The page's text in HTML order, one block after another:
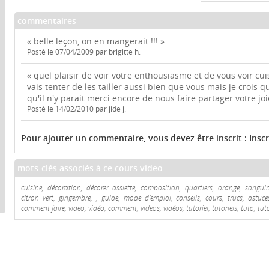
commentaires
« belle leçon, on en mangerait !!! »
Posté le 07/04/2009 par brigitte h.
« quel plaisir de voir votre enthousiasme et de vous voir
vais tenter de les tailler aussi bien que vous mais je crois
qu'il n'y parait merci encore de nous faire partager votre
Posté le 14/02/2010 par jide j.
Pour ajouter un commentaire, vous devez être inscrit :
mots-clés associés à ce cours video
cuisine, décoration, décorer assiette, composition, quartiers, orange,
citron vert, gingembre, , guide, mode d'emploi, conseils, cours, trucs,
comment faire, video, vidéo, comment, videos, vidéos, tutoriel, tutoriels, tuto,